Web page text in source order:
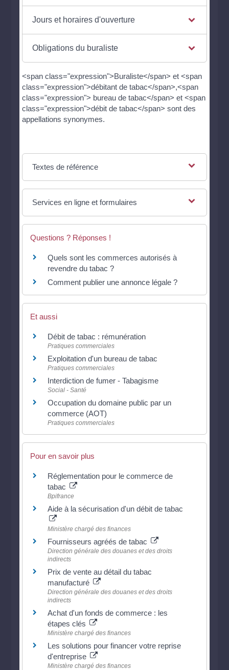
Jours et horaires d'ouverture
Obligations du buraliste
<span class="expression">Buraliste</span> et <span
class="expression">débitant de tabac</span>,<span
class="expression"> bureau de tabac</span> et <span
class="expression">débit de tabac</span> sont des
appellations synonymes.
Textes de référence
Services en ligne et formulaires
Questions ? Réponses !
Quels sont les commerces autorisés à
revendre du tabac ?
Comment publier une annonce légale ?
Et aussi
Débit de tabac : rémunération
Pratiques commerciales
Exploitation d'un bureau de tabac
Pratiques commerciales
Interdiction de fumer - Tabagisme
Social - Santé
Occupation du domaine public par un
commerce (AOT)
Pratiques commerciales
Pour en savoir plus
Réglementation pour le commerce de
tabac
Bpifrance
Aide à la sécurisation d'un débit de tabac
Ministère chargé des finances
Fournisseurs agréés de tabac
Direction générale des douanes et des droits
indirects
Prix de vente au détail du tabac
manufacturé
Direction générale des douanes et des droits
indirects
Achat d'un fonds de commerce : les
étapes clés
Ministère chargé des finances
Les solutions pour financer votre reprise
d'entreprise
Ministère chargé des finances